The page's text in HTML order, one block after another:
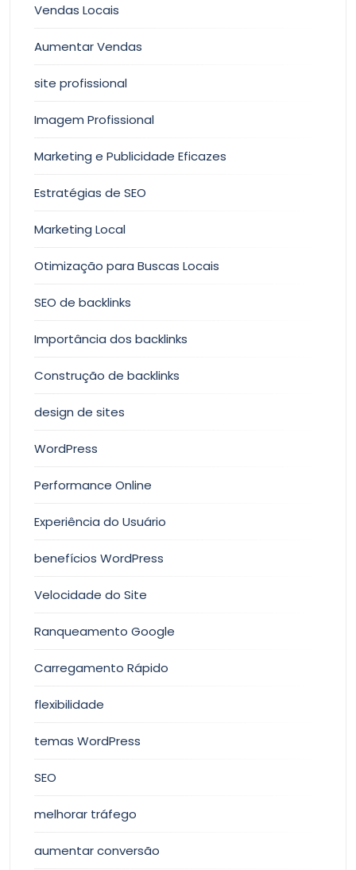
Vendas Locais
Aumentar Vendas
site profissional
Imagem Profissional
Marketing e Publicidade Eficazes
Estratégias de SEO
Marketing Local
Otimização para Buscas Locais
SEO de backlinks
Importância dos backlinks
Construção de backlinks
design de sites
WordPress
Performance Online
Experiência do Usuário
benefícios WordPress
Velocidade do Site
Ranqueamento Google
Carregamento Rápido
flexibilidade
temas WordPress
SEO
melhorar tráfego
aumentar conversão